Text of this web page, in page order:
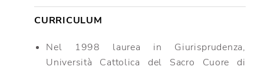
CURRICULUM
Nel 1998 laurea in Giurisprudenza,
Università Cattolica del Sacro Cuore di